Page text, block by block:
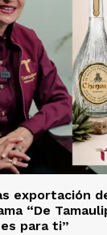
exportación
“De
para ti”